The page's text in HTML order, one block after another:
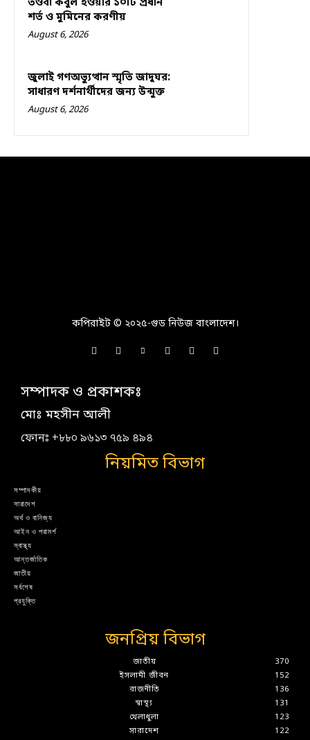
তওবা কবুল হওয়ার ১০টি প্রধান
শর্ত ও মুমিনের করণীয়
August 6, 2026
জুলাই গণঅভ্যুত্থান স্মৃতি জাদুঘর:
সাধারণ দর্শনার্থীদের জন্য উন্মুক্ত
August 6, 2026
কপিরাইট © ২০২৫-গুড নিউজ বাংলাদেশ।
সম্পাদক ও প্রকাশকঃ
মোঃ মহসীন আলী
ফোনঃ +৮৮০ ৯৬১৩ ৭৫৯ ৪৯৪
নিয়মিত বিভাগ
সম্পাদকীয়
সারাদেশ
অর্থ ও বানিজ্য
আইন ও পরামর্শ
স্বাস্থ্য
আন্তর্জাতিক
জাতীয়
সর্বশেষ
প্রযুক্তি
জনপ্রিয় বিভাগ
জাতীয়
370
ইসলামী জীবন
152
রাজনীতি
136
স্বাস্থ্য
131
খেলাধুলা
123
সারাদেশ
122